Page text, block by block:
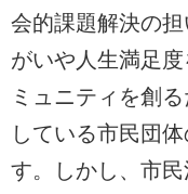
会的課題解決の
がいや人生満足
ミュニティを創
している市民団
す。しかし、市